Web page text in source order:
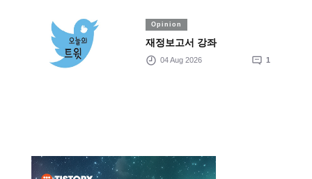
Opinion
재정보고서 강좌
04 Aug 2026 1